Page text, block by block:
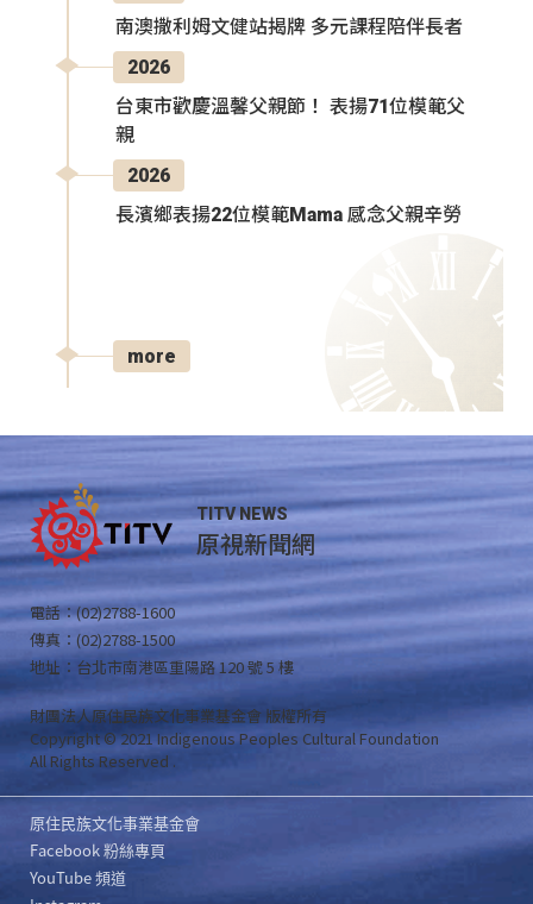
南澳撒利姆文健站揭牌 多元課程陪伴長者
2026
台東市歡慶溫馨父親節！ 表揚71位模範父
親
2026
長濱鄉表揚22位模範Mama 感念父親辛勞
more
TITV NEWS
原視新聞網
電話：(02)2788-1600
傳真：(02)2788-1500
地址：台北市南港區重陽路 120 號 5 樓
財團法人原住民族文化事業基金會 版權所有
Copyright © 2021 Indigenous Peoples Cultural Foundation
All Rights Reserved .
原住民族文化事業基金會
Facebook 粉絲專頁
YouTube 頻道